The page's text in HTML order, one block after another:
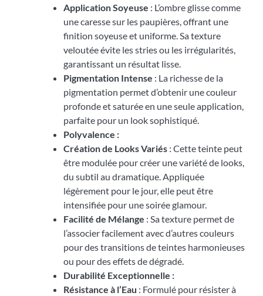
Application Soyeuse : L’ombre glisse comme
une caresse sur les paupières, offrant une
finition soyeuse et uniforme. Sa texture
veloutée évite les stries ou les irrégularités,
garantissant un résultat lisse.
Pigmentation Intense : La richesse de la
pigmentation permet d’obtenir une couleur
profonde et saturée en une seule application,
parfaite pour un look sophistiqué.
Polyvalence :
Création de Looks Variés : Cette teinte peut
être modulée pour créer une variété de looks,
du subtil au dramatique. Appliquée
légèrement pour le jour, elle peut être
intensifiée pour une soirée glamour.
Facilité de Mélange : Sa texture permet de
l’associer facilement avec d’autres couleurs
pour des transitions de teintes harmonieuses
ou pour des effets de dégradé.
Durabilité Exceptionnelle :
Résistance à l’Eau : Formulé pour résister à